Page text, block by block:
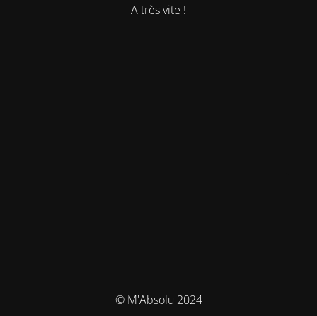
A très vite !
© M'Absolu 2024